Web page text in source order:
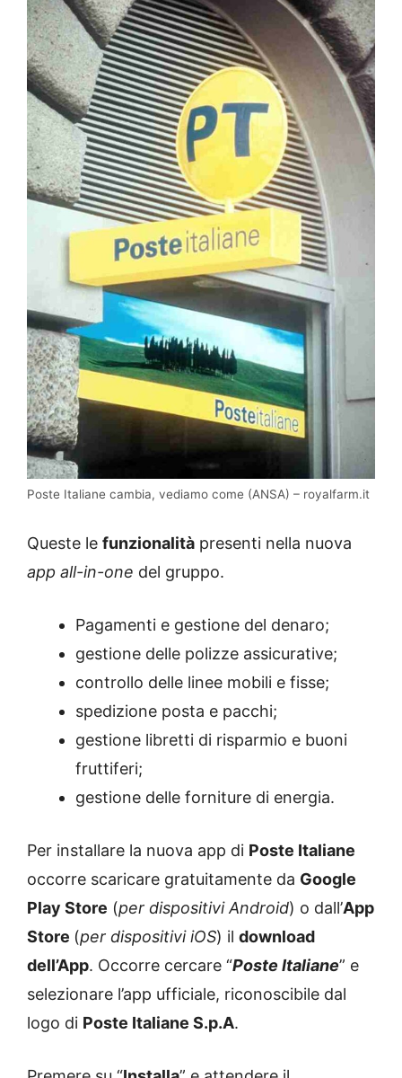
Poste Italiane cambia, vediamo come (ANSA) – royalfarm.it
Queste le funzionalità presenti nella nuova
app all-in-one del gruppo.
Pagamenti e gestione del denaro;
gestione delle polizze assicurative;
controllo delle linee mobili e fisse;
spedizione posta e pacchi;
gestione libretti di risparmio e buoni
fruttiferi;
gestione delle forniture di energia.
Per installare la nuova app di Poste Italiane
occorre scaricare gratuitamente da Google
Play Store (per dispositivi Android) o dall’App
Store (per dispositivi iOS) il download
dell’App. Occorre cercare “Poste Italiane” e
selezionare l’app ufficiale, riconoscibile dal
logo di Poste Italiane S.p.A.